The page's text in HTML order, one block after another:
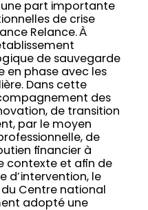
une part importante
de crise
Relance. À
de sauvegarde
en phase avec les
Dans cette
des
de transition
par le moyen
de
financier à
contexte et afin de
d’intervention, le
Centre national
adopté une